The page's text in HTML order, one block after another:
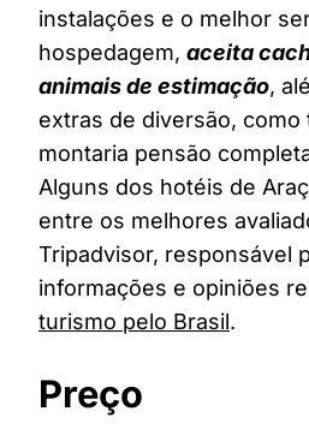
instalações e o melhor
hospedagem, aceita
animais de estimação,
extras de diversão, como
montaria pensão
Alguns dos hotéis de
entre os melhores
Tripadvisor, responsável
informações e opiniões
turismo pelo Brasil.
Preço